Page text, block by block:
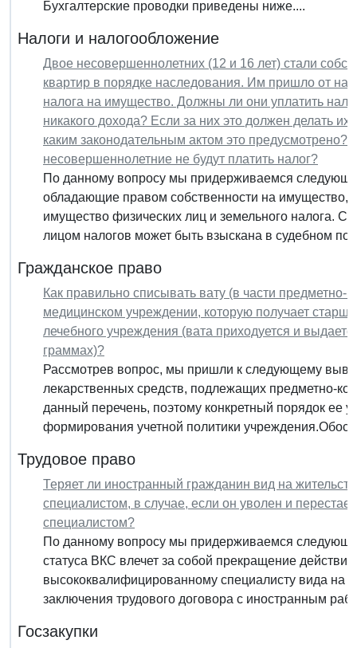
Бухгалтерские проводки приведены ниже....
Налоги и налогообложение
Двое несовершеннолетних (12 и 16 лет) стали
квартир в порядке наследования. Им пришло от
налога на имущество. Должны ли они уплатить
никакого дохода? Если за них это должен делать
каким законодательным актом это предусмотрено?
несовершеннолетние не будут платить налог?
По данному вопросу мы придерживаемся
обладающие правом собственности на имущество,
имущество физических лиц и земельного налога.
лицом налогов может быть взыскана в судебном
Гражданское право
Как правильно списывать вату (в части предметно-
медицинском учреждении, которую получает
лечебного учреждения (вата приходуется и
граммах)?
Рассмотрев вопрос, мы пришли к следующему
лекарственных средств, подлежащих предметно-
данный перечень, поэтому конкретный порядок ее
формирования учетной политики
Трудовое право
Теряет ли иностранный гражданин вид на
специалистом, в случае, если он уволен и
специалистом?
По данному вопросу мы придерживаемся
статуса ВКС влечет за собой прекращение
высококвалифицированному специалисту вида на
заключения трудового договора с иностранным
Госзакупки